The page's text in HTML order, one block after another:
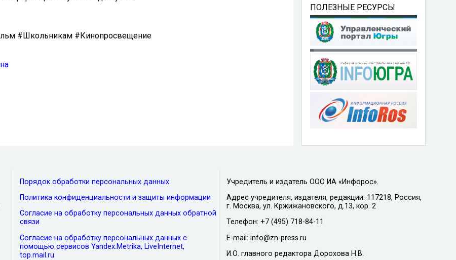
#Школьникам #Кинопросвещение
ПОЛЕЗНЫЕ РЕСУРСЫ
Порядок обработки персональных данных
Политика конфиденциальности и защиты информации
Согласие на обработку персональных данных обратной
связи
Согласие на обработку персональных данных с
помощью сервисов Yandex.Metrika, LiveInternet,
top.mail.ru
Учредитель и издатель ООО ИА «Инфорос».
Адрес учредителя, издателя, редакции: 117218, Россия,
г. Москва, ул. Кржижановского, д.13, кор. 2
Телефон: +7 (495) 718-84-11
E-mail: info@zn-press.ru
И.О. главного редактора Дорохова Н.В.